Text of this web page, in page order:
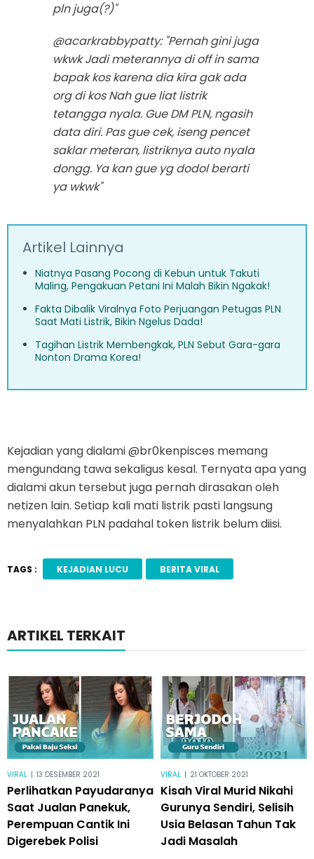
pln juga(?)"
@acarkrabbypatty: "Pernah gini juga
wkwk Jadi meterannya di off in sama
bapak kos karena dia kira gak ada
org di kos Nah gue liat listrik
tetangga nyala. Gue DM PLN, ngasih
data diri. Pas gue cek, iseng pencet
saklar meteran, listriknya auto nyala
dongg. Ya kan gue yg dodol berarti
ya wkwk"
Artikel Lainnya
Niatnya Pasang Pocong di Kebun untuk Takuti
Maling, Pengakuan Petani Ini Malah Bikin Ngakak!
Fakta Dibalik Viralnya Foto Perjuangan Petugas PLN
Saat Mati Listrik, Bikin Ngelus Dada!
Tagihan Listrik Membengkak, PLN Sebut Gara-gara
Nonton Drama Korea!
Kejadian yang dialami @br0kenpisces memang
mengundang tawa sekaligus kesal. Ternyata apa yang
dialami akun tersebut juga pernah dirasakan oleh
netizen lain. Setiap kali mati listrik pasti langsung
menyalahkan PLN padahal token listrik belum diisi.
TAGS : KEJADIAN LUCU BERITA VIRAL
ARTIKEL TERKAIT
VIRAL | 13 DESEMBER 2021
Perlihatkan Payudaranya
Saat Jualan Panekuk,
Perempuan Cantik Ini
Digerebek Polisi
VIRAL | 21 OKTOBER 2021
Kisah Viral Murid Nikahi
Gurunya Sendiri, Selisih
Usia Belasan Tahun Tak
Jadi Masalah